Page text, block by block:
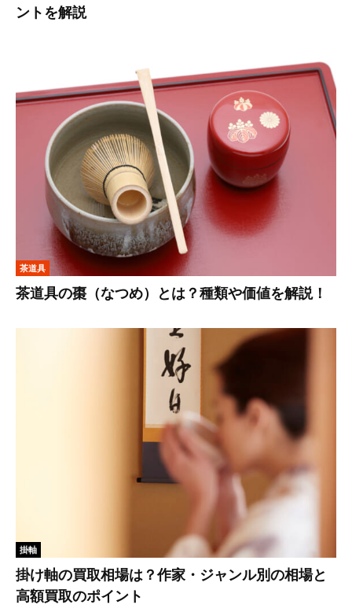
ントを解説
茶道具
茶道具の棗（なつめ）とは？種類や価値を解説！
掛軸
掛け軸の買取相場は？作家・ジャンル別の相場と
高額買取のポイント